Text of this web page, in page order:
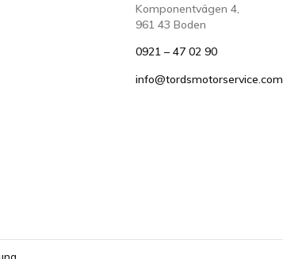
Komponentvägen 4,
961 43 Boden
0921 – 47 02 90
info@tordsmotorservice.com